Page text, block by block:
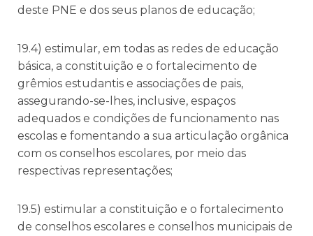
deste PNE e dos seus planos de educação;
19.4) estimular, em todas as redes de educação
básica, a constituição e o fortalecimento de
grêmios estudantis e associações de pais,
assegurando-se-lhes, inclusive, espaços
adequados e condições de funcionamento nas
escolas e fomentando a sua articulação orgânica
com os conselhos escolares, por meio das
respectivas representações;
19.5) estimular a constituição e o fortalecimento
de conselhos escolares e conselhos municipais de